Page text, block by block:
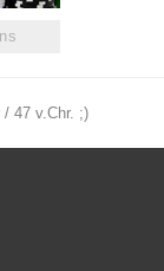
47 v.Chr. ;)